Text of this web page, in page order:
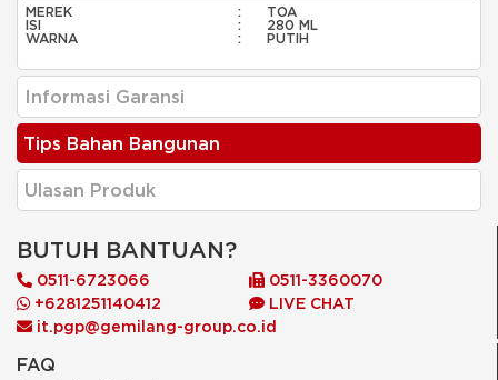
MEREK :
TOA
ISI
:
280 ML
WARNA
: PUTIH
Informasi Garansi
Tips Bahan Bangunan
Ulasan Produk
BUTUH BANTUAN?
0511-6723066
0511-3360070
+6281251140412
LIVE CHAT
it.pgp@gemilang-group.co.id
FAQ